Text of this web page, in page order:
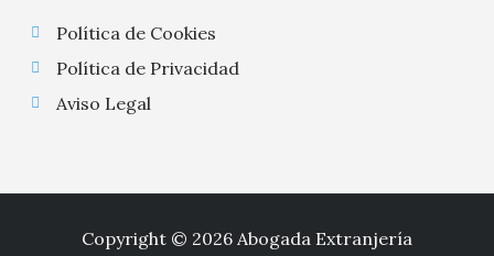
Política de Cookies
Política de Privacidad
Aviso Legal
Copyright © 2026 Abogada Extranjería